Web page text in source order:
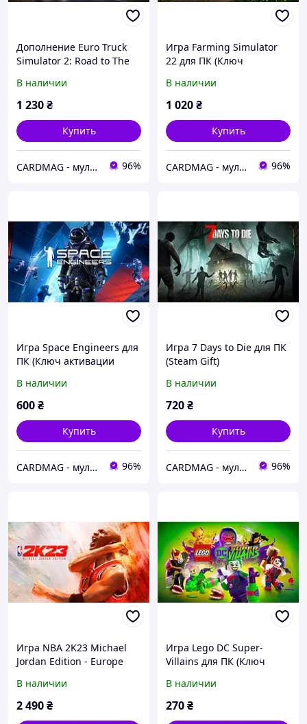
Дополнение Euro Truck
Simulator 2: Road to The
активации Steam)
В наличии
1 230₴
Купить
CARDMAG - мультивалютный платежный сервис 96%
Игра Farming Simulator
22 для ПК (Ключ
В наличии
1 020₴
Купить
CARDMAG - мультивалютный платежный сервис 96%
Игра Space Engineers для
ПК (Ключ активации
В наличии
600₴
Купить
CARDMAG - мультивалютный платежный сервис 96%
Игра 7 Days to Die для ПК
(Steam Gift)
В наличии
720₴
Купить
CARDMAG - мультивалютный платежный сервис 96%
Игра NBA 2K23 Michael
Jordan Edition - Europe
Steam)
В наличии
2 490₴
Игра Lego DC Super-
Villains для ПК (Ключ
В наличии
270₴